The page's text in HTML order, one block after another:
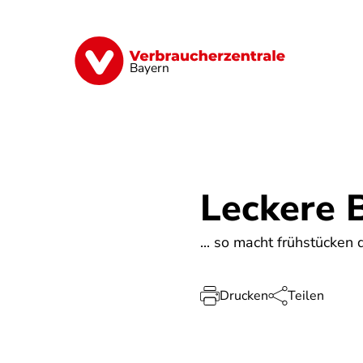
Bayern
Finanzen Digitales Lebensmittel
Leckere
... so macht frühstücken
Drucken Teilen